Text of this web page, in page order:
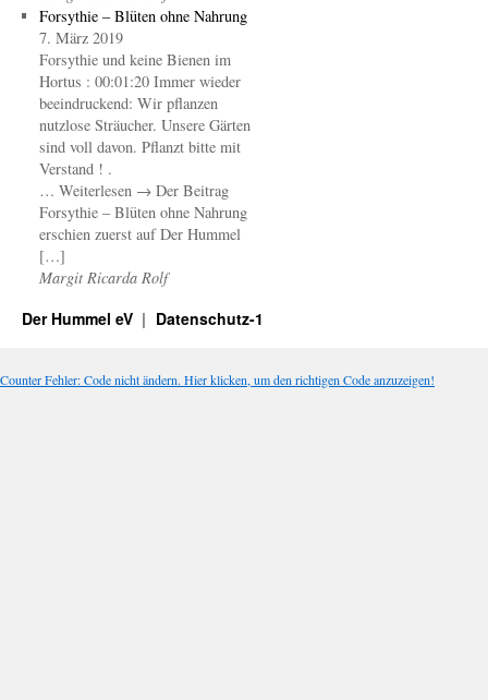
Forsythie – Blüten ohne Nahrung
7. März 2019
Forsythie und keine Bienen im
Hortus : 00:01:20 Immer wieder
beeindruckend: Wir pflanzen
nutzlose Sträucher. Unsere Gärten
sind voll davon. Pflanzt bitte mit
Verstand ! .
… Weiterlesen → Der Beitrag
Forsythie – Blüten ohne Nahrung
erschien zuerst auf Der Hummel
[…]
Margit Ricarda Rolf
Der Hummel eV Datenschutz-1
Counter Fehler: Code nicht ändern. Hier klicken, um den richtigen Code anzuzeigen!